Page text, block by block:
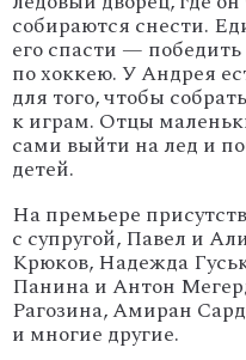
собираются снести.
его спасти —
по хоккею. У Андрея
для того, чтобы
к играм. Отцы
сами выйти на лед и
детей.
На премьере
с супругой, Павел и
Крюков, Надежда
Панина и Антон
Рагозина, Амиран
и многие другие.